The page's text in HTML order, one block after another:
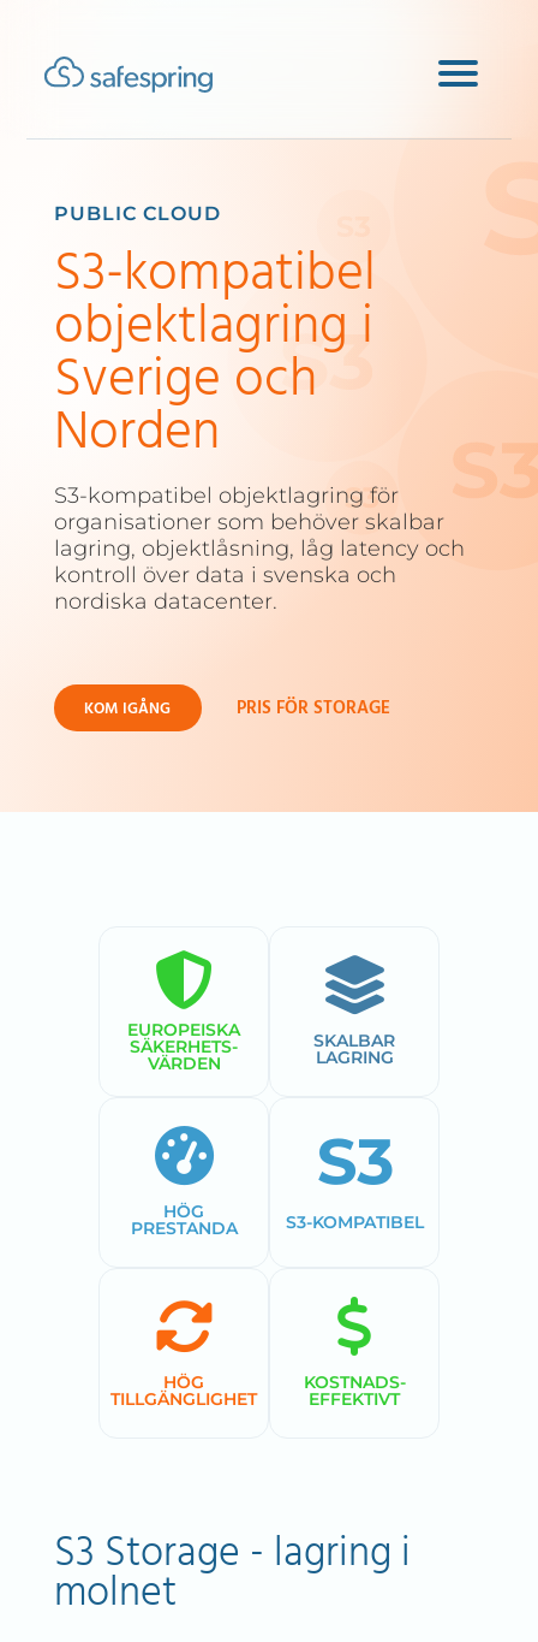
PUBLIC CLOUD
S3-kompatibel
objektlagring i
Sverige och
Norden
S3-kompatibel objektlagring för
organisationer som behöver skalbar
lagring, objektlåsning, låg latency och
kontroll över data i svenska och
nordiska datacenter.
KOM IGÅNG PRIS FÖR STORAGE
EUROPEISKA
SÄKERHETS­
VÄRDEN
SKALBAR
LAGRING
HÖG
PRESTANDA S3-KOMPATIBEL
HÖG
TILLGÄNGLIGHET
KOSTNADS­
EFFEKTIVT
S3 Storage - lagring i
molnet